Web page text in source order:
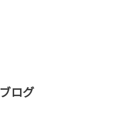
ログ